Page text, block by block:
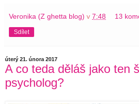
Veronika (Z ghetta blog) v 7:48 13
Sdílet
úterý 21. února 2017
A co teda děláš jako ten
psycholog?